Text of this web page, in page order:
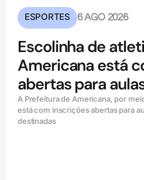
ESPORTES 6 AGO 2026
Escolinha de
Americana está
abertas para
A Prefeitura de Americana, por
está com inscrições abertas para
destinadas